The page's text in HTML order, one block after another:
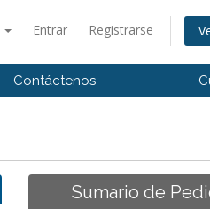
Entrar Registrarse
Contáctenos
Sumario de